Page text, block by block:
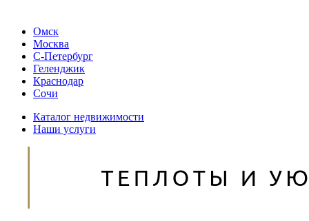
Омск
Москва
С-Петербург
Геленджик
Краснодар
Сочи
Каталог недвижимости
Наши услуги